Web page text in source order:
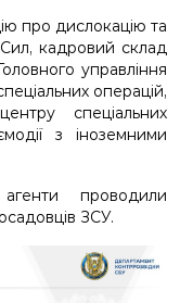
про дислокацію та
кадровий склад
управління
операцій,
спеціальних
з іноземними
проводили
ЗСУ.